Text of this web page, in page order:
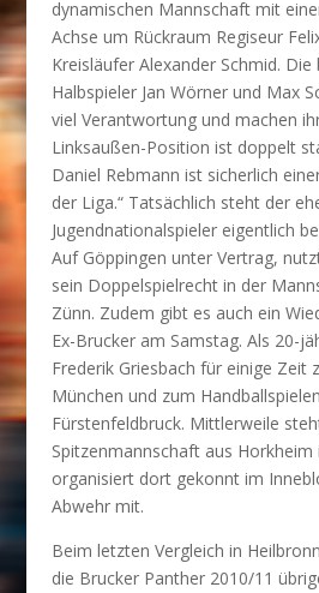
dynamischen Mannschaft mit
Achse um Rückraum Regiseur
Kreisläufer Alexander Schmid. Die
Halbspieler Jan Wörner und Max
viel Verantwortung und machen
Linksaußen-Position ist doppelt
Daniel Rebmann ist sicherlich
der Liga.“ Tatsächlich steht der
Jugendnationalspieler eigentlich
Auf Göppingen unter Vertrag,
sein Doppelspielrecht in der
Zünn. Zudem gibt es auch ein
Ex-Brucker am Samstag. Als 20-
Frederik Griesbach für einige Zeit
München und zum
Fürstenfeldbruck. Mittlerweile
Spitzenmannschaft aus
organisiert dort gekonnt im
Abwehr mit.
Beim letzten Vergleich in
die Brucker Panther 2010/11